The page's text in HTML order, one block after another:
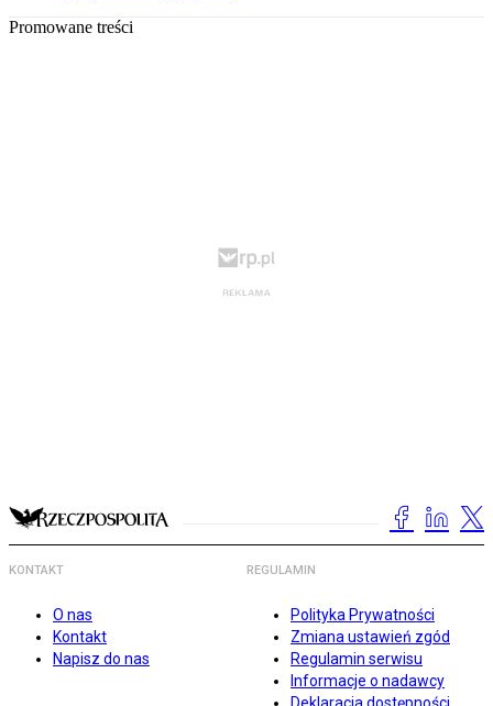
Promowane treści
KONTAKT
O nas
Kontakt
Napisz do nas
REGULAMIN
Polityka Prywatności
Zmiana ustawień zgód
Regulamin serwisu
Informacje o nadawcy